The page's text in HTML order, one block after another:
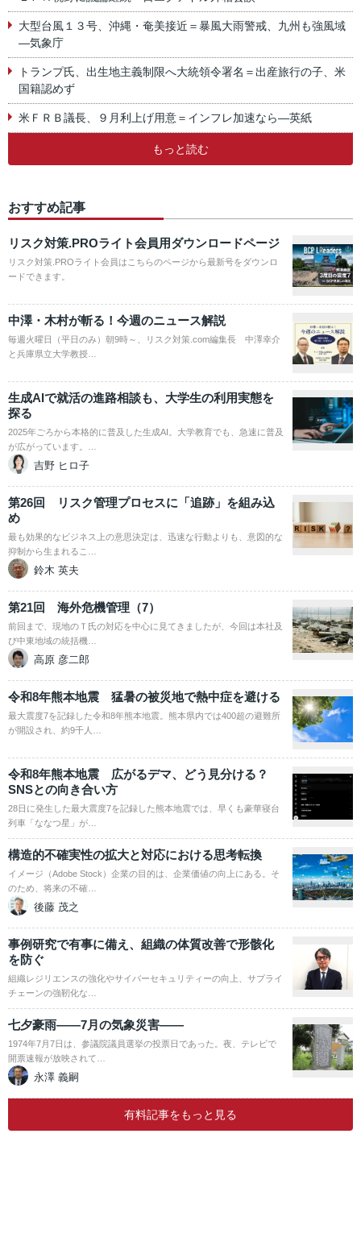
大型台風１３号、沖縄・奄美接近＝暴風大雨警戒、九州も強風域
―気象庁
トランプ氏、出生地主義制限へ大統領令署名＝出産旅行の子、米
国籍認めず
米ＦＲＢ議長、９月利上げ用意＝インフレ加速なら―英紙
もっと読む
おすすめ記事
リスク対策.PROライト会員用ダウンロードページ
リスク対策.PROライト会員はこちらのページから最新号をダウンロ
ードできます。
中澤・木村が斬る！今週のニュース解説
毎週火曜日（平日のみ）朝9時～、リスク対策.com編集長 中澤幸介
と兵庫県立大学教授…
生成AIで就活の進路相談も、大学生の利用実態を
探る
2025年ごろから本格的に普及した生成AI。大学教育でも、急速に普及
が広がっています。…
吉野 ヒロ子
第26回 リスク管理プロセスに「追跡」を組み込
め
最も効果的なビジネス上の意思決定は、迅速な行動よりも、意図的な
抑制から生まれるこ…
鈴木 英夫
第21回 海外危機管理（7）
前回まで、現地のＴ氏の対応を中心に見てきましたが、今回は本社及
び中東地域の統括機…
高原 彦二郎
令和8年熊本地震 猛暑の被災地で熱中症を避ける
最大震度7を記録した令和8年熊本地震。熊本県内では400超の避難所
が開設され、約9千人…
令和8年熊本地震 広がるデマ、どう見分ける？
SNSとの向き合い方
28日に発生した最大震度7を記録した熊本地震では、早くも豪華寝台
列車「ななつ星」が…
構造的不確実性の拡大と対応における思考転換
イメージ（Adobe Stock）企業の目的は、企業価値の向上にある。そ
のため、将来の不確…
後藤 茂之
事例研究で有事に備え、組織の体質改善で形骸化
を防ぐ
組織レジリエンスの強化やサイバーセキュリティーの向上、サプライ
チェーンの強靭化な…
七夕豪雨――7月の気象災害――
1974年7月7日は、参議院議員選挙の投票日であった。夜、テレビで
開票速報が放映されて…
永澤 義嗣
有料記事をもっと見る